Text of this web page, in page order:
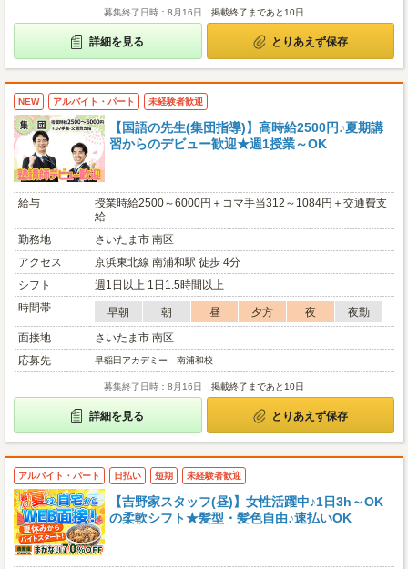
募集終了日時：8月16日 掲載終了まであと10日
詳細を見る とりあえず保存
NEW アルバイト・パート 未経験者歓迎
【国語の先生(集団指導)】高時給2500円♪夏期講
習からのデビュー歓迎★週1授業～OK
給与
授業時給2500～6000円＋コマ手当312～1084円＋交通費支
給
勤務地
さいたま市 南区
アクセス
京浜東北線 南浦和駅 徒歩 4分
シフト
週1日以上 1日1.5時間以上
時間帯
早朝 朝 昼 夕方 夜
夜勤
面接地
さいたま市 南区
応募先
早稲田アカデミー 南浦和校
募集終了日時：8月16日 掲載終了まであと10日
詳細を見る とりあえず保存
アルバイト・パート 日払い 短期 未経験者歓迎
【吉野家スタッフ(昼)】女性活躍中♪1日3h～OK
の柔軟シフト★髪型・髪色自由♪速払いOK